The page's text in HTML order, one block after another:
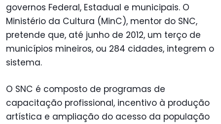
governos Federal, Estadual e municipais. O
Ministério da Cultura (MinC), mentor do SNC,
pretende que, até junho de 2012, um terço de
municípios mineiros, ou 284 cidades, integrem o
sistema.
O SNC é composto de programas de
capacitação profissional, incentivo à produção
artística e ampliação do acesso da população